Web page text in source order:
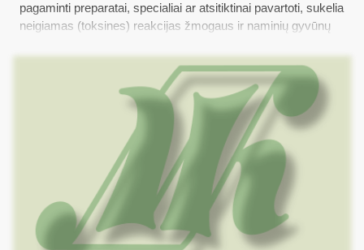
pagaminti preparatai, specialiai ar atsitiktinai pavartoti, sukelia
neigiamas (toksines) reakcijas žmogaus ir naminių gyvūnų
biologiškai ypač aktyvūs cheminiai junginiai, kurie gali kauptis
įvairiuose augalų organuose. Lietuvoje savaime auga apie
120 rūšių nuodingieji augalai. Dar daugiau – apie 200 rūšių
nuodingųjų augalų yra įsivežta (introdukuota) iš įvairių kraštų.
Botanikai tokios kilmės mūsų krašte esančius augalus
vadina svetimžemiais, mat jų natūralaus išplitimo Žemėje
plotai (arealai) nesiekia Lietuvos teritorijos. Daugelis
svetimžemių augalų labai populiarūs tarp gyventojų, nes yra
itin patrauklios išvaizdos, o žmonės dažniausiai tiesiog
nežino, kurie augalai nuodingi, o kokie ne. O kai nežino – tada
ir bijoti nėra ko, nors daugelis nuodingųjų augalų yra visai